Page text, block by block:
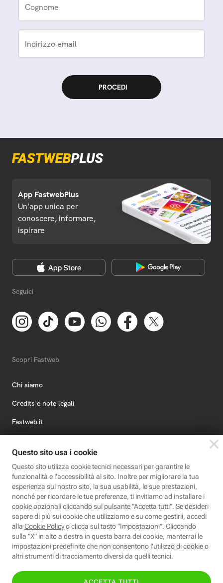
Cognome
Indirizzo email
App FastwebPlus
Un'app unica per
conoscere, informare,
ispirare
Seguici
Scopri Fastweb
Chi siamo
Credits e note legali
Fastweb.it
Fastweb Digital Academy
STEP FuturAbility District
Insieme, siamo futuro
© Fastweb SpA 2026 - P.IVA 12878470157